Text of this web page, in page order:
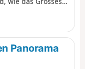
Mit einer
ist es
zu machen
mit einem
Panorama